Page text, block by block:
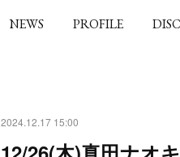
NEWS PROFILE
2024.12.17 15:00